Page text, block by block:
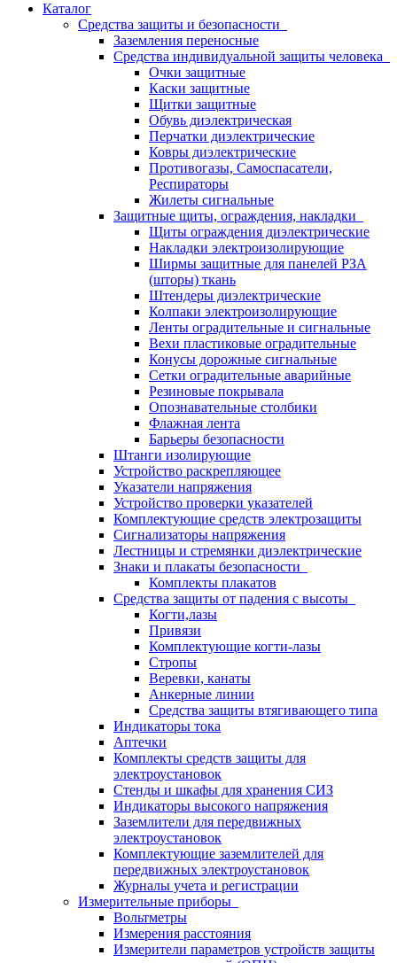
Каталог
Средства защиты и безопасности
Заземления переносные
Средства индивидуальной защиты человека
Очки защитные
Каски защитные
Щитки защитные
Обувь диэлектрическая
Перчатки диэлектрические
Ковры диэлектрические
Противогазы, Самоспасатели,
Респираторы
Жилеты сигнальные
Защитные щиты, ограждения, накладки
Щиты ограждения диэлектрические
Накладки электроизолирующие
Ширмы защитные для панелей РЗА
(шторы) ткань
Штендеры диэлектрические
Колпаки электроизолирующие
Ленты оградительные и сигнальные
Вехи пластиковые оградительные
Конусы дорожные сигнальные
Сетки оградительные аварийные
Резиновые покрывала
Опознавательные столбики
Флажная лента
Барьеры безопасности
Штанги изолирующие
Устройство раскрепляющее
Указатели напряжения
Устройство проверки указателей
Комплектующие средств электрозащиты
Сигнализаторы напряжения
Лестницы и стремянки диэлектрические
Знаки и плакаты безопасности
Комплекты плакатов
Средства защиты от падения с высоты
Когти,лазы
Привязи
Комплектующие когти-лазы
Стропы
Веревки, канаты
Анкерные линии
Средства защиты втягивающего типа
Индикаторы тока
Аптечки
Комплекты средств защиты для
электроустановок
Стенды и шкафы для хранения СИЗ
Индикаторы высокого напряжения
Заземлители для передвижных
электроустановок
Комплектующие заземлителей для
передвижных электроустановок
Журналы учета и регистрации
Измерительные приборы
Вольтметры
Измерения расстояния
Измерители параметров устройств защиты